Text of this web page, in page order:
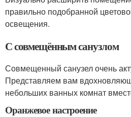
правильно подобранной
освещения.
С совмещённым санузлом
Совмещенный санузел очень
Представляем вам
небольших ванных комнат
Оранжевое настроение